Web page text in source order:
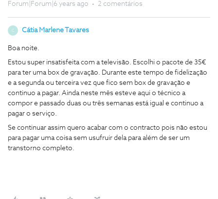
Forum|Forum|6 years ago 2 comentários
C Cátia Marlene Tavares
Boa noite.
Estou super insatisfeita com a televisão. Escolhi o pacote de 35€
para ter uma box de gravação. Durante este tempo de fidelização
e a segunda ou terceira vez que fico sem box de gravação e
continuo a pagar. Ainda neste mês esteve aqui o técnico a
compor e passado duas ou três semanas está igual e continuo a
pagar o serviço.
Se continuar assim quero acabar com o contracto pois não estou
para pagar uma coisa sem usufruir dela para além de ser um
transtorno completo.